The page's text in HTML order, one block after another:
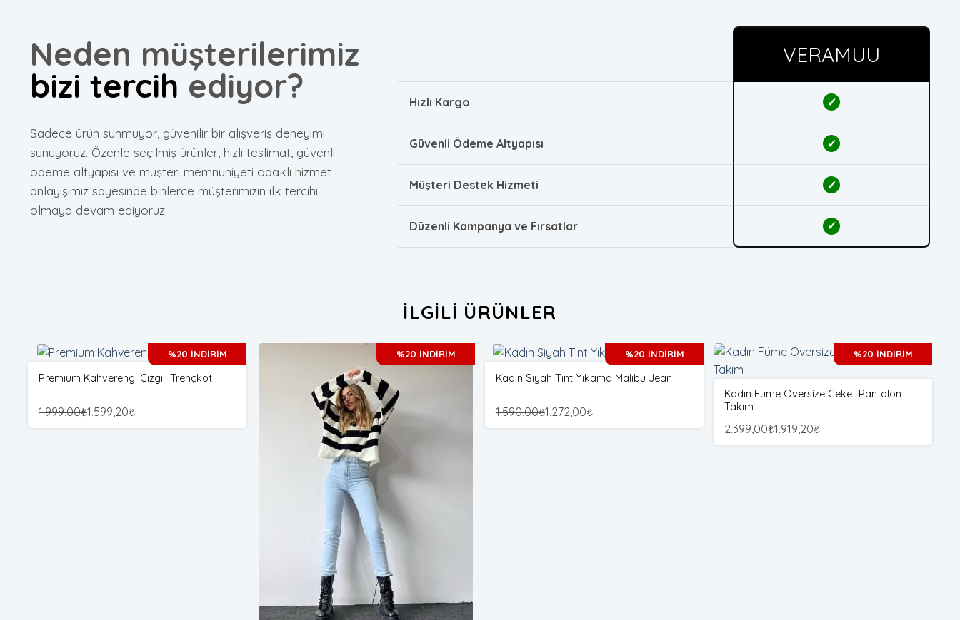
Neden müşterilerimiz
bizi tercih ediyor?
Sadece ürün sunmuyor, güvenilir bir alışveriş deneyimi
sunuyoruz. Özenle seçilmiş ürünler, hızlı teslimat, güvenli
ödeme altyapısı ve müşteri memnuniyeti odaklı hizmet
anlayışımız sayesinde binlerce müşterimizin ilk tercihi
olmaya devam ediyoruz.
VERAMUU
Hızlı Kargo ✓
Güvenli Ödeme Altyapısı ✓
Müşteri Destek Hizmeti ✓
Düzenli Kampanya ve Fırsatlar ✓
İLGILI ÜRÜNLER
%20 İNDİRİM
Premium Kahverengi Çizgili Trençkot
1.999,00₺1.599,20₺
%20 İNDİRİM %20 İNDİRİM
Kadın Siyah Tint Yıkama Malibu Jean
1.590,00₺1.272,00₺
%20 İNDİRİM
Kadın Füme Oversize Ceket Pantolon
Takım
2.399,00₺1.919,20₺